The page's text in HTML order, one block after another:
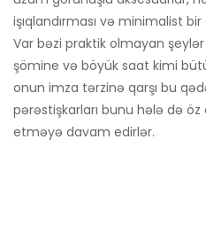
işıqlandırması və minimalist
Var bəzi praktik olmayan
şömine və böyük saat kimi
onun imza tərzinə qarşı bu
pərəstişkarları bunu hələ də
etməyə davam edirlər.